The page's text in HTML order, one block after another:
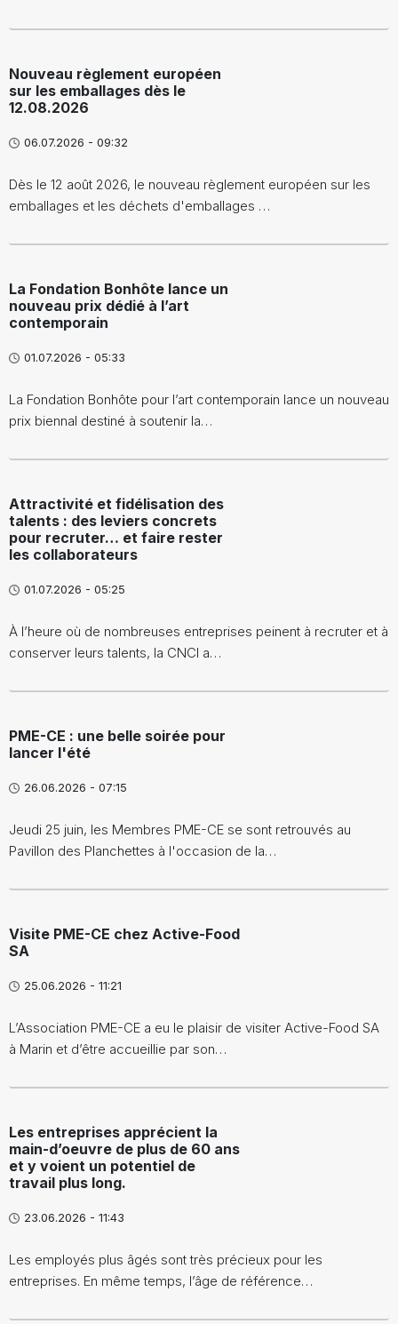
Nouveau règlement européen
sur les emballages dès le
12.08.2026
06.07.2026 - 09:32
Dès le 12 août 2026, le nouveau règlement européen sur les
emballages et les déchets d'emballages …
La Fondation Bonhôte lance un
nouveau prix dédié à l’art
contemporain
01.07.2026 - 05:33
La Fondation Bonhôte pour l’art contemporain lance un nouveau
prix biennal destiné à soutenir la…
Attractivité et fidélisation des
talents : des leviers concrets
pour recruter… et faire rester
les collaborateurs
01.07.2026 - 05:25
À l’heure où de nombreuses entreprises peinent à recruter et à
conserver leurs talents, la CNCI a…
PME-CE : une belle soirée pour
lancer l'été
26.06.2026 - 07:15
Jeudi 25 juin, les Membres PME-CE se sont retrouvés au
Pavillon des Planchettes à l'occasion de la…
Visite PME-CE chez Active-Food
SA
25.06.2026 - 11:21
L’Association PME-CE a eu le plaisir de visiter Active-Food SA
à Marin et d’être accueillie par son…
Les entreprises apprécient la
main-d’oeuvre de plus de 60 ans
et y voient un potentiel de
travail plus long.
23.06.2026 - 11:43
Les employés plus âgés sont très précieux pour les
entreprises. En même temps, l’âge de référence…